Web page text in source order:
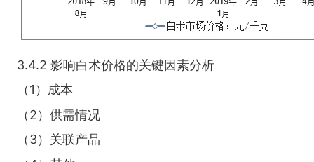
3.4.2 影响白术价格的关键因素分析
（1）成本
（2）供需情况
（3）关联产品